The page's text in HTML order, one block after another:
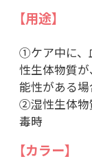
【用途】
①ケア中に、
性生体物質
能性がある
②湿性生体物
毒時
【カラー】